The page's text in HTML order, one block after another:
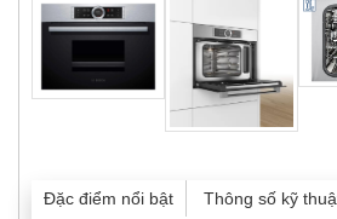
Đặc điểm nổi bật Thông số kỹ